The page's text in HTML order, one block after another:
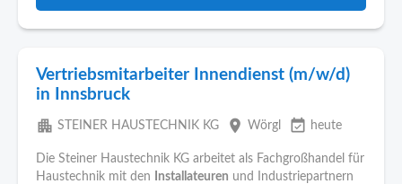
Vertriebsmitarbeiter Innendienst (m/w/d)
in Innsbruck
apartment STEINER HAUSTECHNIK KG place Wörgl event_available heute
Die Steiner Haustechnik KG arbeitet als Fachgroßhandel für
Haustechnik mit den
Installateuren und Industriepartnern